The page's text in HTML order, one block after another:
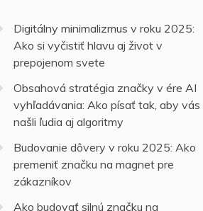
Digitálny minimalizmus v roku 2025:
Ako si vyčistiť hlavu aj život v
prepojenom svete
Obsahová stratégia značky v ére AI
vyhľadávania: Ako písať tak, aby vás
našli ľudia aj algoritmy
Budovanie dôvery v roku 2025: Ako
premeniť značku na magnet pre
zákazníkov
Ako budovať silnú značku na